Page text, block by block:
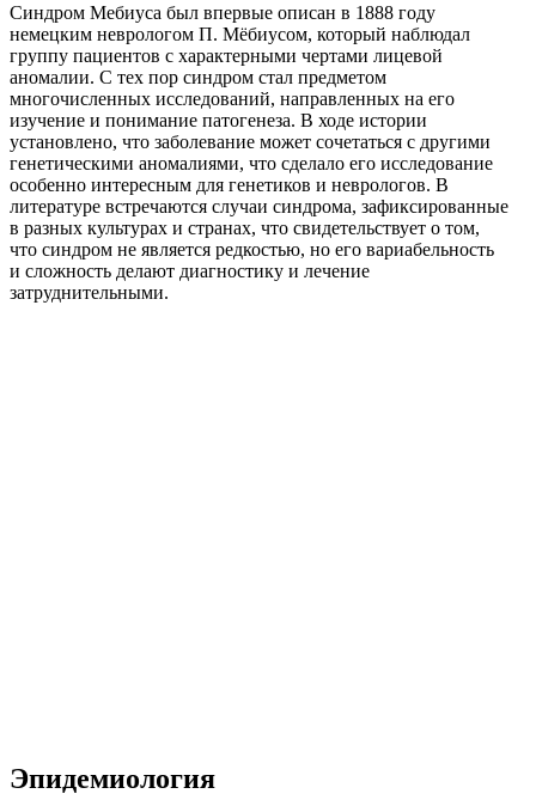
Синдром Мебиуса был впервые описан в 1888 году
немецким неврологом П. Мёбиусом, который наблюдал
группу пациентов с характерными чертами лицевой
аномалии. С тех пор синдром стал предметом
многочисленных исследований, направленных на его
изучение и понимание патогенеза. В ходе истории
установлено, что заболевание может сочетаться с другими
генетическими аномалиями, что сделало его исследование
особенно интересным для генетиков и неврологов. В
литературе встречаются случаи синдрома, зафиксированные
в разных культурах и странах, что свидетельствует о том,
что синдром не является редкостью, но его вариабельность
и сложность делают диагностику и лечение
затруднительными.
Эпидемиология